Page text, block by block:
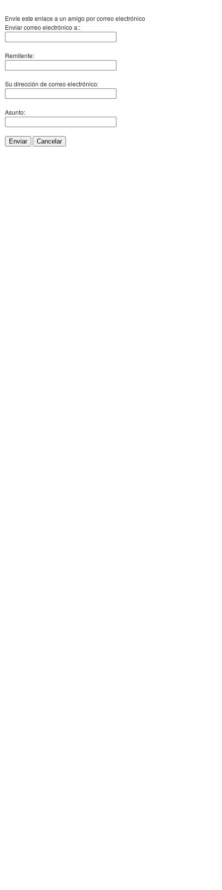
Envíe este enlace a un amigo por correo electrónico
Enviar correo electrónico a::
Remitente:
Su dirección de correo electrónico:
Asunto:
Enviar Cancelar